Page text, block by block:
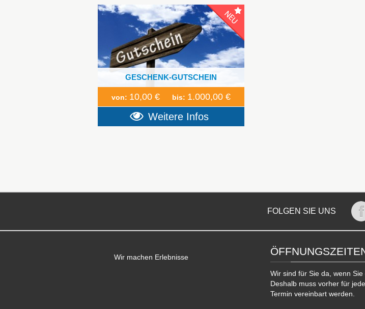
GESCHENK-GUTSCHEIN
von: 10,00 € bis: 1.000,00 €
Weitere Infos
FOLGEN SIE UNS
Wir machen Erlebnisse
Wir sind für Sie da, wenn Sie
Deshalb muss vorher für
Termin vereinbart werden.